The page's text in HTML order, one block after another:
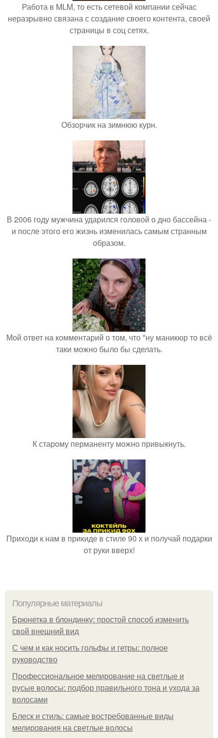
Работа в MLM, то есть сетевой компании сейчас
неразрывно связана с создание своего контента, своей
страницы в соц сетях.
Обзорчик на зимнюю курн.
В 2006 году мужчина ударился головой о дно бассейна -
и после этого его жизнь изменилась самым странным
образом.
Мой ответ на комментарий о том, что "ну маникюр то всё
таки можно было бы сделать.
К старому перманенту можно привыкнуть.
Приходи к нам в прикиде в стиле 90 х и получай подарки
от руки вверх!
Популярные материалы
Брюнетка в блондинку: простой способ изменить
свой внешний вид
С чем и как носить гольфы и гетры: полное
руководство
Профессиональное мелирование на светлые и
русые волосы: подбор правильного тона и ухода за
волосами
Блеск и стиль: самые востребованные виды
мелирования на светлые волосы